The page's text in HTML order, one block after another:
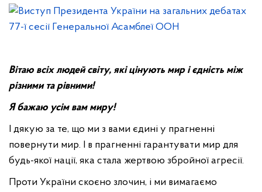
Вітаю всіх людей світу, які цінують мир і єдність між
різними та рівними!
Я бажаю усім вам миру!
І дякую за те, що ми з вами єдині у прагненні
повернути мир. І в прагненні гарантувати мир для
будь-якої нації, яка стала жертвою збройної агресії.
Проти України скоєно злочин, і ми вимагаємо